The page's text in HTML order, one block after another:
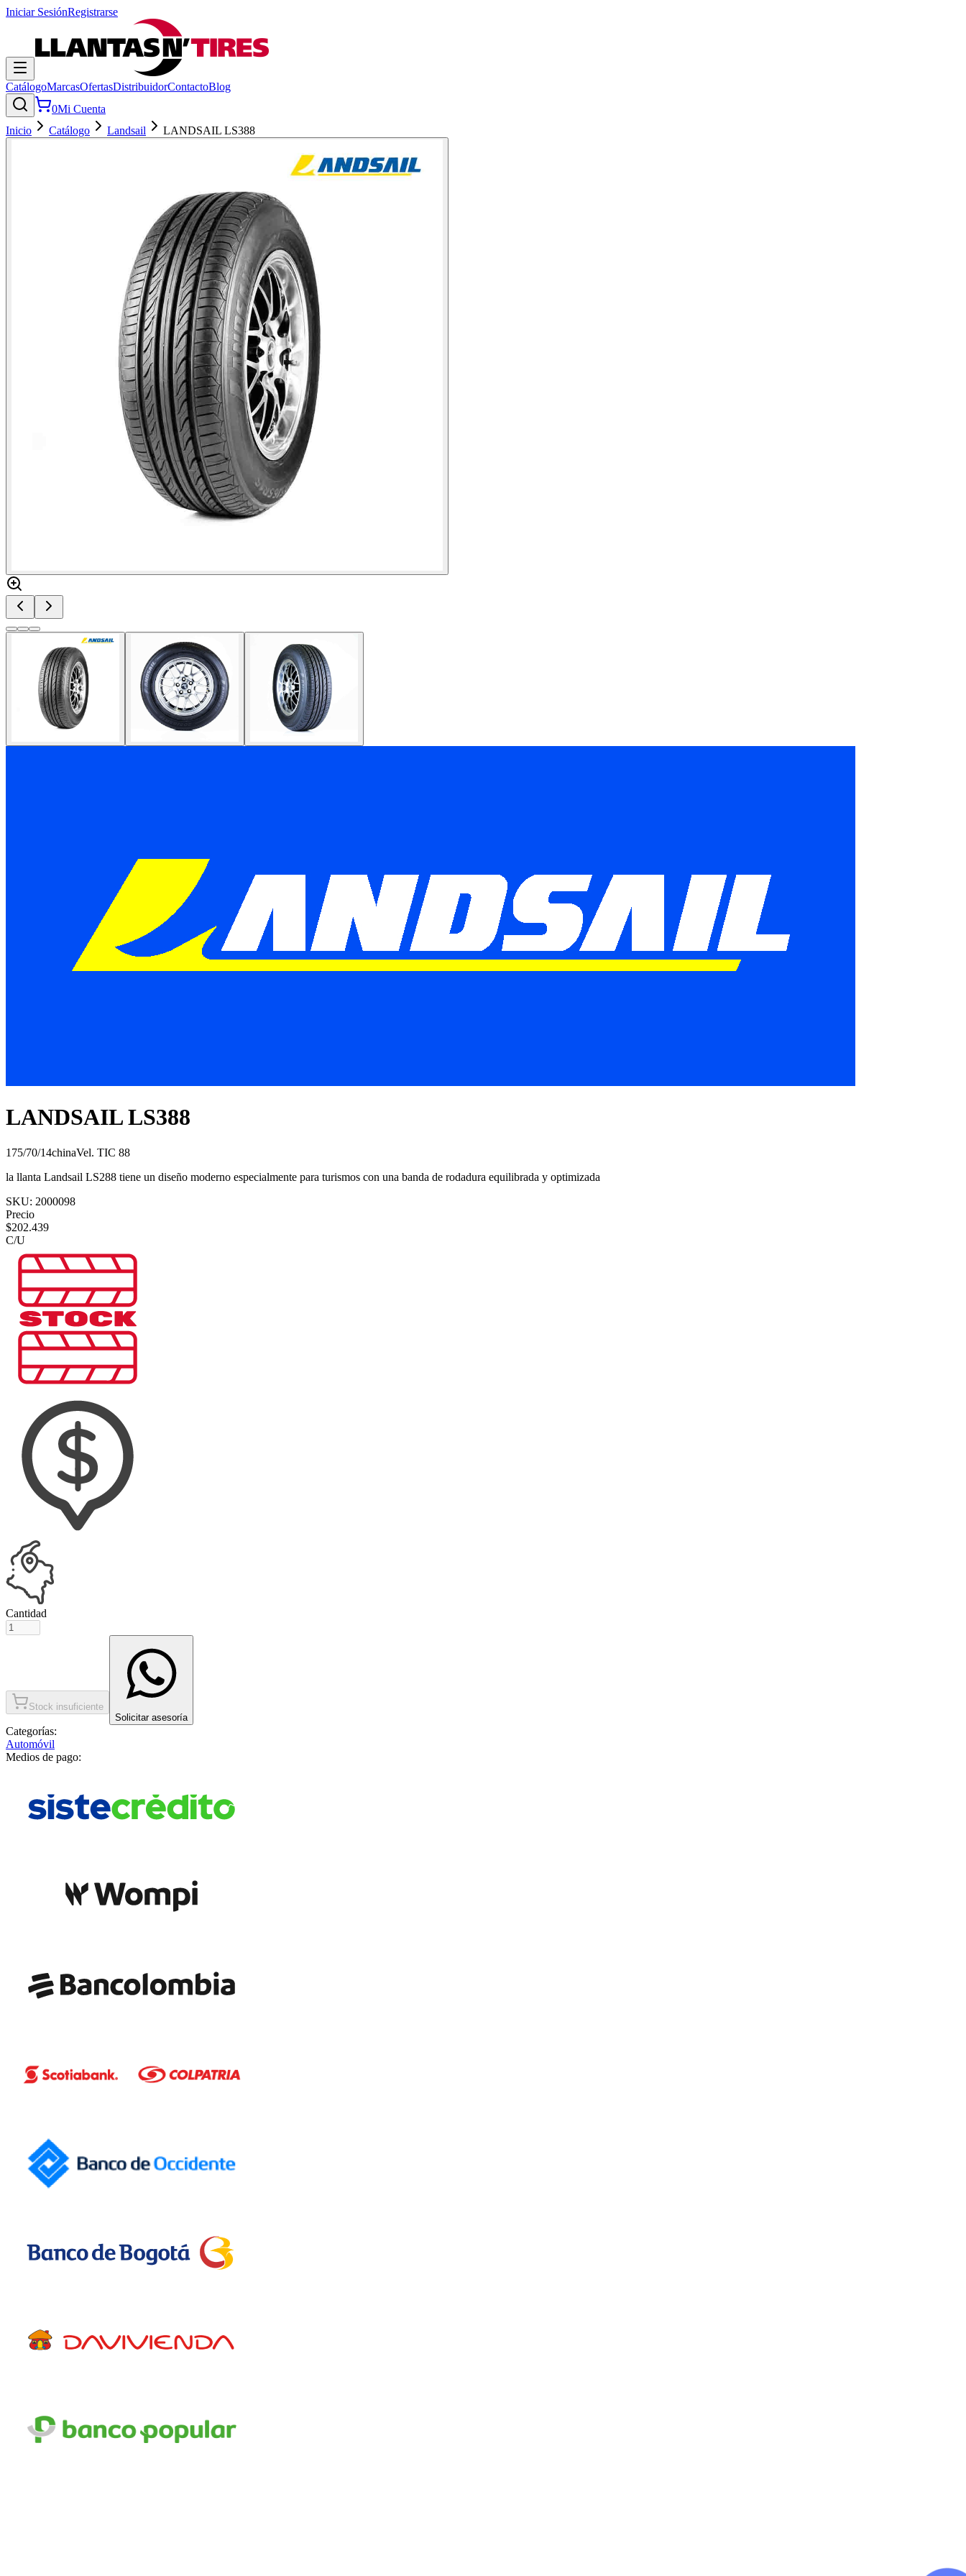
Iniciar SesiónRegistrarse
CatálogoMarcasOfertasDistribuidorContactoBlog
0Mi Cuenta
Inicio
Catálogo Landsail LANDSAIL LS388
LANDSAIL LS388
175/70/14chinaVel. TIC 88
la llanta Landsail LS288 tiene un diseño moderno especialmente para turismos con una banda de rodadura equilibrada y optimizada
SKU: 2000098
Precio
$202.439
C/U
Cantidad
Stock insuficiente
Solicitar asesoría
Categorías:
Automóvil
Medios de pago: